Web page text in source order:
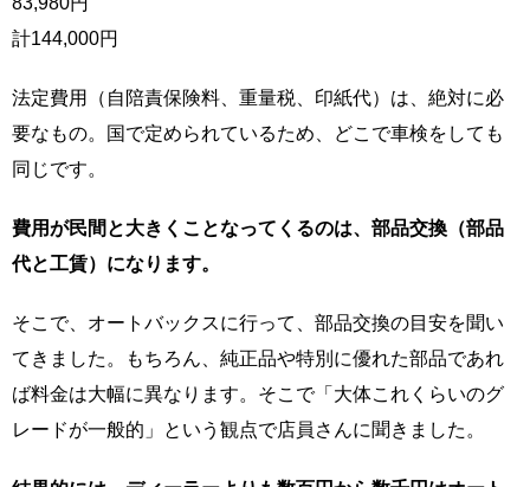
計144,000円
法定費用（自陪責保険料、重量税、印紙代）は、絶対に必
要なもの。国で定められているため、どこで車検をしても
同じです。
費用が民間と大きくことなってくるのは、部品交換（部品
代と工賃）になります。
そこで、オートバックスに行って、部品交換の目安を聞い
てきました。もちろん、純正品や特別に優れた部品であれ
ば料金は大幅に異なります。そこで「大体これくらいのグ
レードが一般的」という観点で店員さんに聞きました。